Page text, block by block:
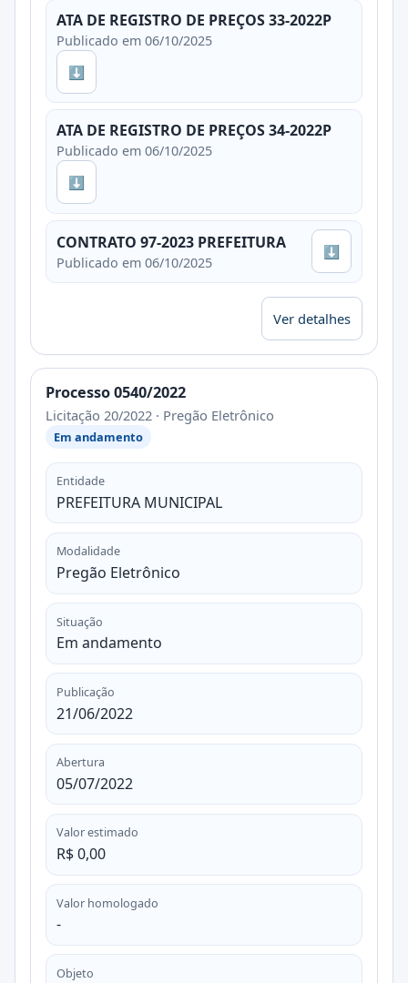
ATA DE REGISTRO DE PREÇOS 33-2022P
Publicado em 06/10/2025
⬇
ATA DE REGISTRO DE PREÇOS 34-2022P
Publicado em 06/10/2025
⬇
CONTRATO 97-2023 PREFEITURA
Publicado em 06/10/2025
⬇
Ver detalhes
Processo 0540/2022
Licitação 20/2022 · Pregão Eletrônico
Em andamento
Entidade
PREFEITURA MUNICIPAL
Modalidade
Pregão Eletrônico
Situação
Em andamento
Publicação
21/06/2022
Abertura
05/07/2022
Valor estimado
R$ 0,00
Valor homologado
-
Objeto